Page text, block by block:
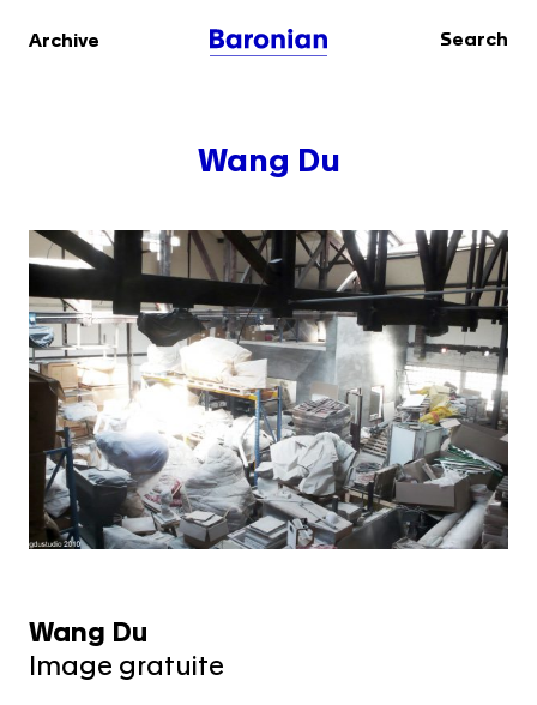
Archive Search
Wang Du
Wang Du
Image gratuite